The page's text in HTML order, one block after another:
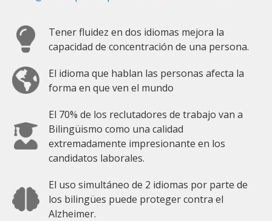
Tener fluidez en dos idiomas mejora la
capacidad de concentración de una persona.
El idioma que hablan las personas afecta la
forma en que ven el mundo
El 70% de los reclutadores de trabajo van a
Bilingüismo como una calidad
extremadamente impresionante en los
candidatos laborales.
El uso simultáneo de 2 idiomas por parte de
los bilingües puede proteger contra el
Alzheimer.